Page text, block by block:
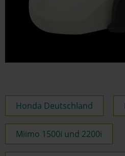
Honda Deutschland
Miimo 1500i und 2200i